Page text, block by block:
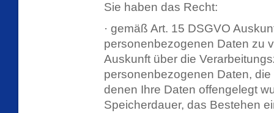
Sie haben das Recht:
· gemäß Art. 15 DSGVO
personenbezogenen Daten zu
Auskunft über die
personenbezogenen Daten,
denen Ihre Daten offengelegt
Speicherdauer, das Bestehen